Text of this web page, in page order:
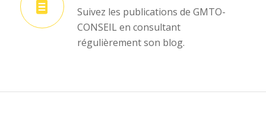
Suivez les publications de GMTO-
CONSEIL en consultant
régulièrement son blog.